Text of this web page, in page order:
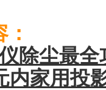
除尘最全
内家用投